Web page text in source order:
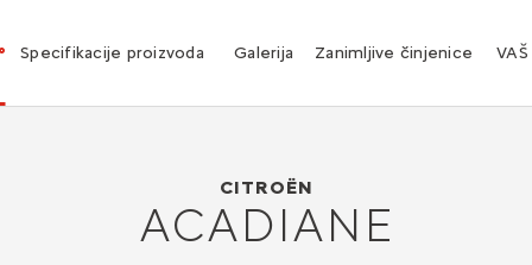
Specifikacije proizvoda Galerija Zanimljive činjenice
CITROËN
ACADIANE